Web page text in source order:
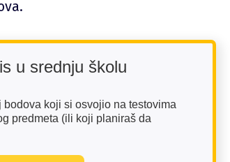
u srednju školu
koji si osvojio na testovima
predmeta (ili koji planiraš da